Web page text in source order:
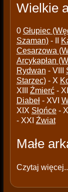
Wielkie
0 Głupiec
Szaman)- II
Cesarzowa
Arcykapłan
Rydwan - VIII
Starzec)- X
XIII Źmierć-
Diabeł- XVI
XIX Słońce-
- XXI Źwiat
Małe
Czytaj